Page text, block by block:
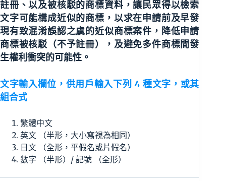
註冊 、以及被核駁的商標資料，讓民眾得以檢索
文字可能構成近似的商標，以求在申請前及早發
現有致混淆誤認之虞的近似商標案件，降低申請
商標被核駁（不予註冊），及避免多件商標間發
生權利衝突的可能性。
文字輸入欄位，供用戶輸入下列 4 種文字，或其
組合式
繁體中文
英文 （半形，大小寫視為相同）
日文 （全形，平假名或片假名）
數字 （半形）/ 記號 （全形）